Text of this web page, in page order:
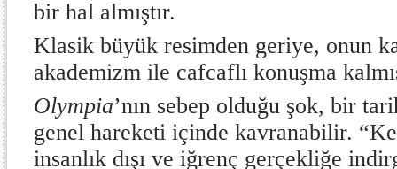
bir hal almıştır.
Klasik büyük resimden geriye, onun
akademizm ile cafcaflı konuşma
Olympia’nın sebep olduğu şok, bir
genel hareketi içinde kavranabilir.
insanlık dışı ve iğrenç gerçekliğe